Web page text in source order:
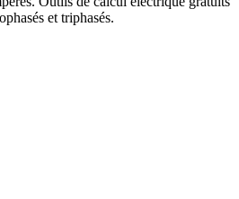
et triphasés.